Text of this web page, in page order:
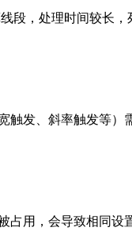
段，处理时间较长
触发、斜率触发等）
占用，会导致相同设